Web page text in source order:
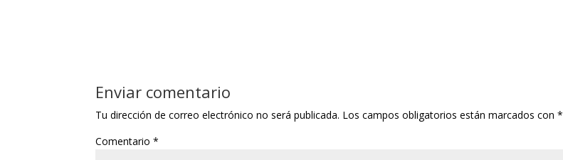
Enviar comentario
Tu dirección de correo electrónico no será publicada. Los campos obligatorios están marcados con*
Comentario*